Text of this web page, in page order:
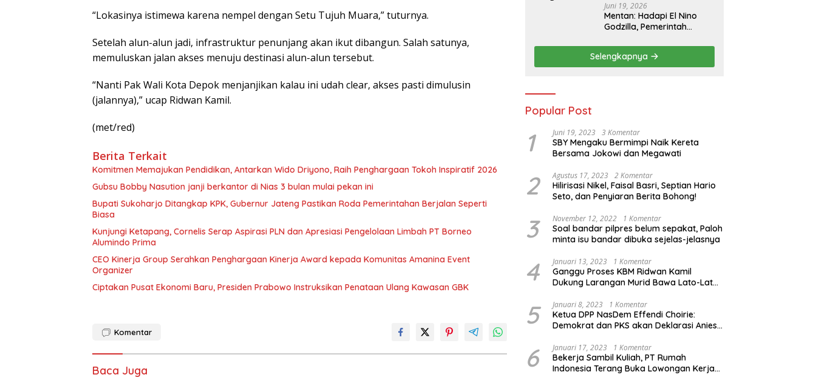
“Lokasinya istimewa karena nempel dengan Setu Tujuh Muara,” tuturnya.
Setelah alun-alun jadi, infrastruktur penunjang akan ikut dibangun. Salah satunya,
memuluskan jalan akses menuju destinasi alun-alun tersebut.
“Nanti Pak Wali Kota Depok menjanjikan kalau ini udah clear, akses pasti dimulusin
(jalannya),” ucap Ridwan Kamil.
(met/red)
Berita Terkait
Komitmen Memajukan Pendidikan, Antarkan Wido Driyono, Raih Penghargaan Tokoh Inspiratif 2026
Gubsu Bobby Nasution janji berkantor di Nias 3 bulan mulai pekan ini
Bupati Sukoharjo Ditangkap KPK, Gubernur Jateng Pastikan Roda Pemerintahan Berjalan Seperti
Biasa
Kunjungi Ketapang, Cornelis Serap Aspirasi PLN dan Apresiasi Pengelolaan Limbah PT Borneo
Alumindo Prima
CEO Kinerja Group Serahkan Penghargaan Kinerja Award kepada Komunitas Amanina Event
Organizer
Ciptakan Pusat Ekonomi Baru, Presiden Prabowo Instruksikan Penataan Ulang Kawasan GBK
Komentar
Baca Juga
Juni 19, 2026
Mentan: Hadapi El Nino
Godzilla, Pemerintah
Cadangan Pangan dan
Infrastruktur Pertanian
Nasional
Selengkapnya
Popular Post
1 Juni 19, 2023 3 Komentar
SBY Mengaku Bermimpi Naik Kereta
Bersama Jokowi dan Megawati
2 Agustus 17, 2023 2 Komentar
Hilirisasi Nikel, Faisal Basri, Septian Hario
Seto, dan Penyiaran Berita Bohong!
3 November 12, 2022 1 Komentar
Soal bandar pilpres belum sepakat, Paloh
minta isu bandar dibuka sejelas-jelasnya
4 Januari 13, 2023 1 Komentar
Ganggu Proses KBM Ridwan Kamil
Dukung Larangan Murid Bawa Lato-Lato
5 Januari 8, 2023 1 Komentar
Ketua DPP NasDem Effendi Choirie:
Demokrat dan PKS akan Deklarasi Anies
6 Januari 17, 2023 1 Komentar
Bekerja Sambil Kuliah, PT Rumah
Indonesia Terang Buka Lowongan Kerja